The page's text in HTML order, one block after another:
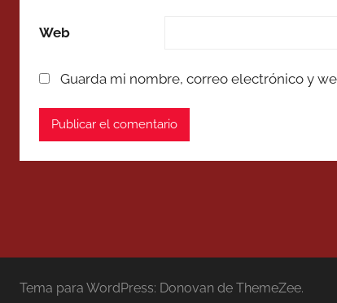
Web
Guarda mi nombre, correo electrónico y
Tema para WordPress: Donovan de ThemeZee.